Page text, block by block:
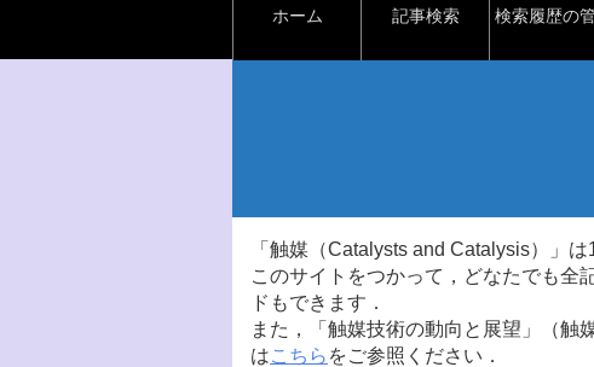
ホーム 記事検索 検索履歴の
「触媒（Catalysts and Catalysis）」
このサイトをつかって，どなたでも全
ドもできます．
また，「触媒技術の動向と展望」（触
はこちら をご参照ください．